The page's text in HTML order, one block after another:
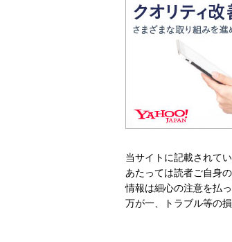
当サイトに記載されて
あたっては読者ご自身
情報は細心の注意を払
万が一、トラブル等の